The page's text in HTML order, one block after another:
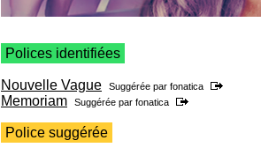
Polices identifiées
Nouvelle Vague Suggérée par fonatica
Memoriam Suggérée par fonatica
Police suggérée